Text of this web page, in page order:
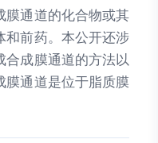
膜通道的化合物或其
和前药。本公开还涉
合成膜通道的方法以
膜通道是位于脂质膜